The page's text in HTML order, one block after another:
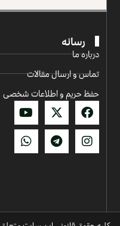
رسانه
درباره ما
تماس و ارسال مقالات
حفظ حریم و اطلاعات شخصی